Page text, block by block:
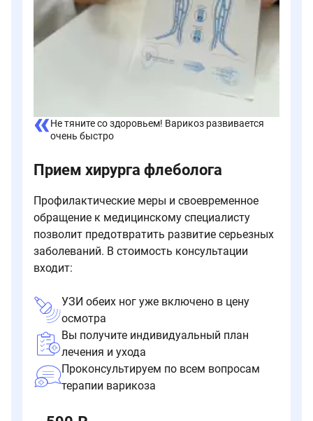
Не тяните со здоровьем! Варикоз развивается
очень быстро
Прием хирурга флеболога
Профилактические меры и своевременное
обращение к медицинскому специалисту
позволит предотвратить развитие серьезных
заболеваний. В стоимость консультации
входит:
УЗИ обеих ног уже включено в цену
осмотра
Вы получите индивидуальный план
лечения и ухода
Проконсультируем по всем вопросам
терапии варикоза